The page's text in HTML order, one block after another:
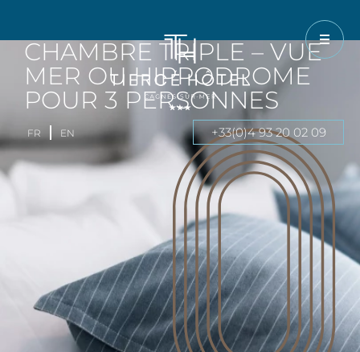
FR EN +33(0)4 93 20 02 09
CHAMBRE TRIPLE – VUE
MER OU HIPPODROME
POUR 3 PERSONNES